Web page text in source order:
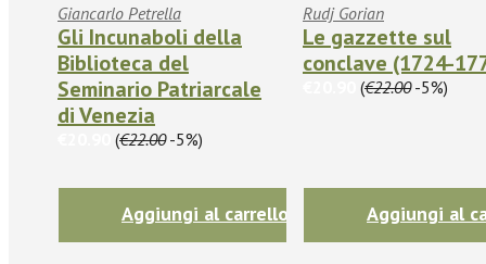
Giancarlo Petrella
Gli Incunaboli della
Biblioteca del
Seminario Patriarcale
di Venezia
(€22.00-5%)
Aggiungi al carrello
Rudj Gorian
Le gazzette sul
conclave (1724-
(€22.00-5%)
Aggiungi al